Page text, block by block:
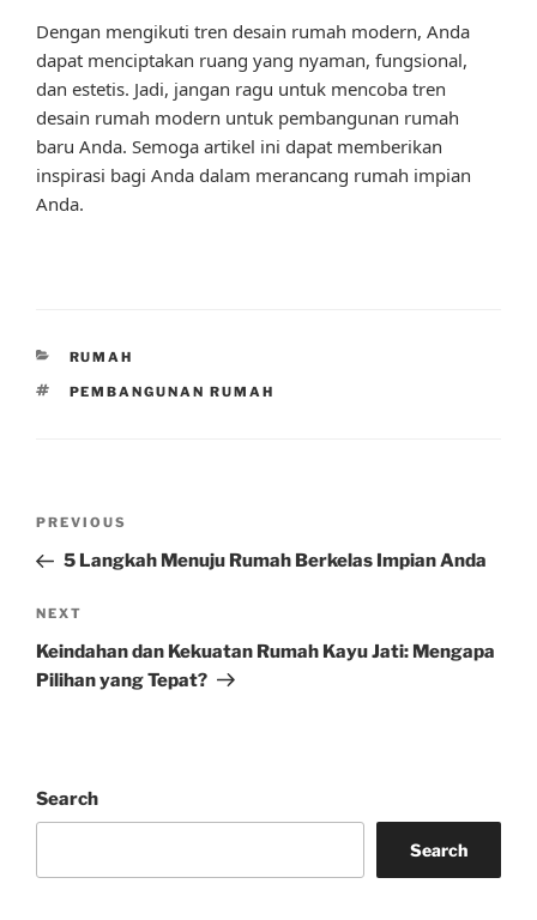
Dengan mengikuti tren desain rumah modern, Anda
dapat menciptakan ruang yang nyaman, fungsional,
dan estetis. Jadi, jangan ragu untuk mencoba tren
desain rumah modern untuk pembangunan rumah
baru Anda. Semoga artikel ini dapat memberikan
inspirasi bagi Anda dalam merancang rumah impian
Anda.
CATEGORIES
RUMAH
TAGS
PEMBANGUNAN RUMAH
Previous
Post
PREVIOUS
5 Langkah Menuju Rumah Berkelas Impian Anda
Next
Post
NEXT
Keindahan dan Kekuatan Rumah Kayu Jati: Mengapa
Pilihan yang Tepat?
Search
Search